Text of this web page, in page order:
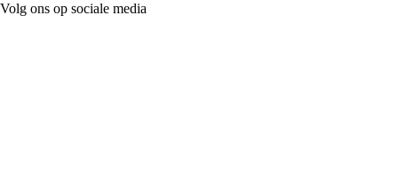
Volg ons op sociale media